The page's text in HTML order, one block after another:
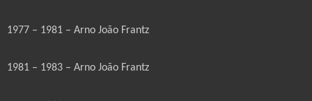
1977 – 1981 – Arno João Frantz
1981 – 1983 – Arno João Frantz